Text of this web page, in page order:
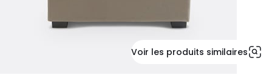
Voir les produits similaires